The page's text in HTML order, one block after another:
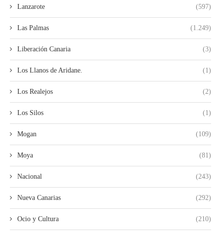
Lanzarote (597)
Las Palmas (1.249)
Liberación Canaria (3)
Los Llanos de Aridane. (1)
Los Realejos (2)
Los Silos (1)
Mogan (109)
Moya (81)
Nacional (243)
Nueva Canarias (292)
Ocio y Cultura (210)